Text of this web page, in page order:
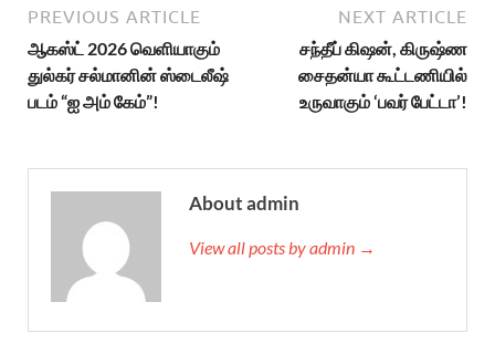
PREVIOUS ARTICLE
ஆகஸ்ட் 2026 வெளியாகும்
துல்கர் சல்மானின் ஸ்டைலீஷ்
படம் “ஐ அம் கேம்”!
NEXT ARTICLE
சந்தீப் கிஷன், கிருஷ்ண
சைதன்யா கூட்டணியில்
உருவாகும் ‘பவர் பேட்டா’!
About admin
View all posts by admin →